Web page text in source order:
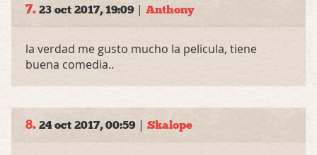
7. 23 oct 2017, 19:09| Anthony
la verdad me gusto mucho la pelicula, tiene
buena comedia..
8. 24 oct 2017, 00:59| Skalope